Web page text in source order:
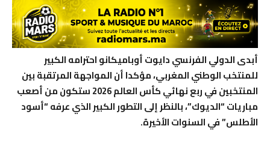
أبدى الدولي الفرنسي دايوت أوباميكانو احترامه الكبير
للمنتخب الوطني المغربي، مؤكدا أن المواجهة المرتقبة بين
المنتخبين في ربع نهائي كأس العالم 2026 ستكون من أصعب
مباريات “الديوك”، بالنظر إلى التطور الكبير الذي عرفه “أسود
الأطلس” في السنوات الأخيرة.